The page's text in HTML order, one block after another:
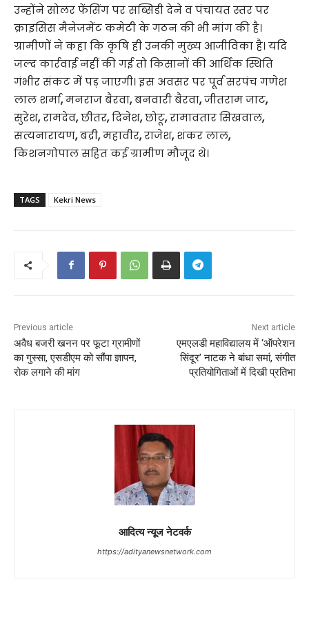
उन्होंने सोलर फेंसिंग पर सब्सिडी देने व पंचायत स्तर पर
क्राइसिस मैनेजमेंट कमेटी के गठन की भी मांग की है।
ग्रामीणों ने कहा कि कृषि ही उनकी मुख्य आजीविका है। यदि
जल्द कार्रवाई नहीं की गई तो किसानों की आर्थिक स्थिति
गंभीर संकट में पड़ जाएगी। इस अवसर पर पूर्व सरपंच गणेश
लाल शर्मा,मनराज बैरवा,बनवारी बैरवा,जीतराम जाट,
सुरेश,रामदेव,छीतर,दिनेश,छोटू,रामावतार सिखवाल,
सत्यनारायण,बद्री,महावीर,राजेश,शंकर लाल,
किशनगोपाल सहित कई ग्रामीण मौजूद थे।
TAGS Kekri News
Previous article
अवैध बजरी खनन पर फूटा ग्रामीणों
का गुस्सा, एसडीएम को सौंपा ज्ञापन,
रोक लगाने की मांग
Next article
एमएलडी महाविद्यालय में ‘ऑपरेशन
सिंदूर’ नाटक ने बांधा समां, संगीत
प्रतियोगिताओं में दिखी प्रतिभा
आदित्य न्यूज नेटवर्क
https://adityanewsnetwork.com